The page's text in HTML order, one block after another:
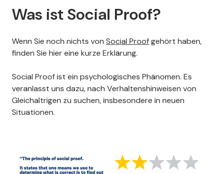
Was ist Social Proof?
Wenn Sie noch nichts von Social Proofgehört haben,
finden Sie hier eine kurze Erklärung.
Social Proof ist ein psychologisches Phänomen. Es
veranlasst uns dazu, nach Verhaltenshinweisen von
Gleichaltrigen zu suchen, insbesondere in neuen
Situationen.
with ideas I hadn't even
considered. I'm very satisfied
this great service with all of my
business partners.